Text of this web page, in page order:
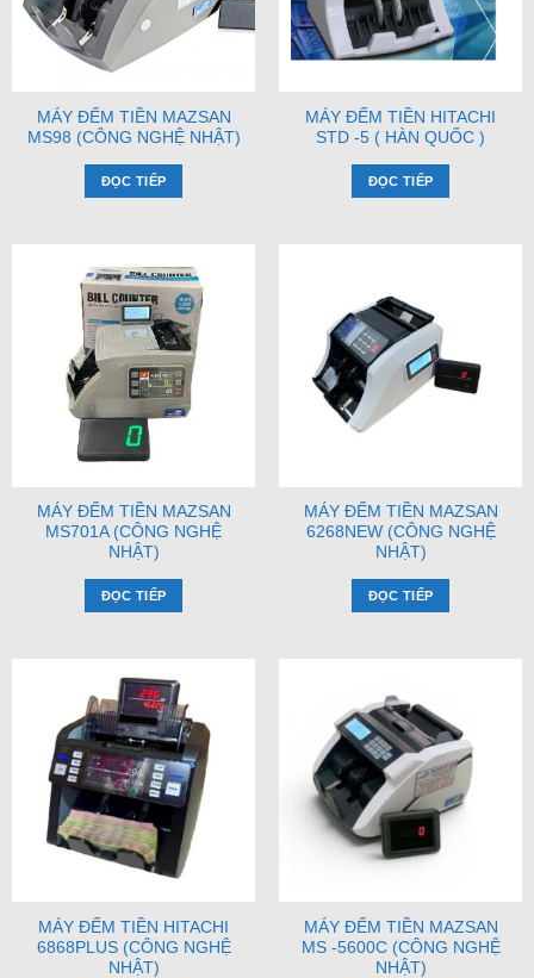
MÁY ĐẾM TIỀN MAZSAN
MS98 (CÔNG NGHỆ NHẬT)
ĐỌC TIẾP
MÁY ĐẾM TIỀN HITACHI
STD -5 ( HÀN QUỐC )
ĐỌC TIẾP
MÁY ĐẾM TIỀN MAZSAN
MS701A (CÔNG NGHỆ
NHẬT)
ĐỌC TIẾP
MÁY ĐẾM TIỀN MAZSAN
6268NEW (CÔNG NGHỆ
NHẬT)
ĐỌC TIẾP
MÁY ĐẾM TIỀN HITACHI
6868PLUS (CÔNG NGHỆ
NHẬT)
MÁY ĐẾM TIỀN MAZSAN
MS -5600C (CÔNG NGHỆ
NHẬT)